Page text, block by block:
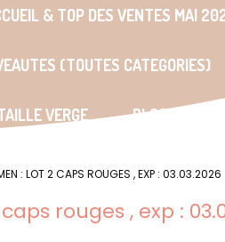
& TOP DES VENTES MAI
(TOUTES CATEGORIES)
VERGE BLOG
: LOT 2 CAPS ROUGES , EXP : 03.03.2026
caps rouges , exp :